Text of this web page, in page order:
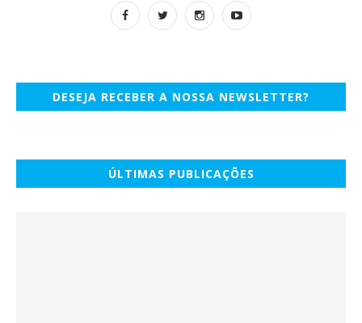
DESEJA RECEBER A NOSSA NEWSLETTER?
ÚLTIMAS PUBLICAÇÕES